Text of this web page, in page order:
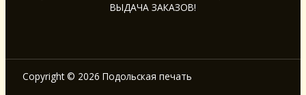
ВЫДАЧА ЗАКАЗОВ!
Copyright © 2026 Подольская печать